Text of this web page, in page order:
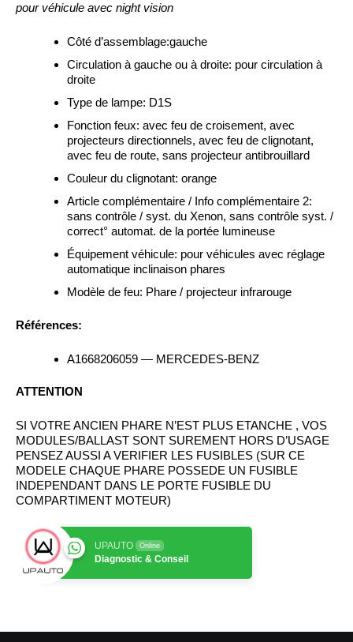
pour véhicule avec night vision
Côté d’assemblage:gauche
Circulation à gauche ou à droite: pour circulation à
droite
Type de lampe: D1S
Fonction feux: avec feu de croisement, avec
projecteurs directionnels, avec feu de clignotant,
avec feu de route, sans projecteur antibrouillard
Couleur du clignotant: orange
Article complémentaire / Info complémentaire 2:
sans contrôle / syst. du Xenon, sans contrôle syst. /
correct° automat. de la portée lumineuse
Équipement véhicule: pour véhicules avec réglage
automatique inclinaison phares
Modèle de feu: Phare / projecteur infrarouge
Références:
A1668206059 — MERCEDES-BENZ
ATTENTION
SI VOTRE ANCIEN PHARE N’EST PLUS ETANCHE , VOS
MODULES/BALLAST SONT SUREMENT HORS D’USAGE
PENSEZ AUSSI A VERIFIER LES FUSIBLES (SUR CE
MODELE CHAQUE PHARE POSSEDE UN FUSIBLE
INDEPENDANT DANS LE PORTE FUSIBLE DU
COMPARTIMENT MOTEUR)
UPAUTO Online
Diagnostic & Conseil